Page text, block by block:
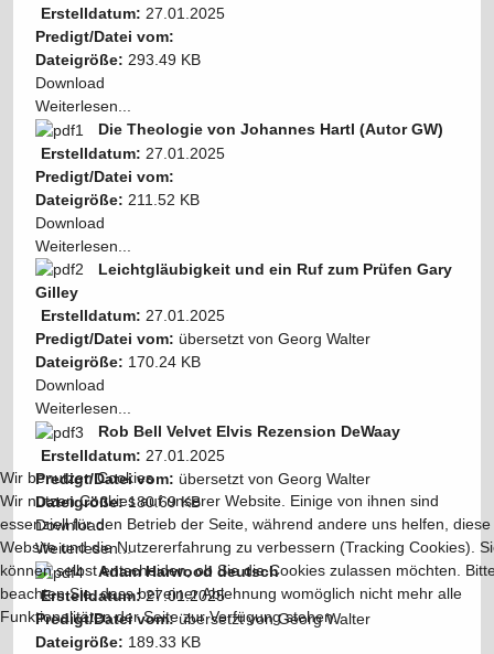
Erstelldatum: 27.01.2025
Predigt/Datei vom:
Dateigröße: 293.49 KB
Download
Weiterlesen...
Die Theologie von Johannes Hartl (Autor GW)
Erstelldatum: 27.01.2025
Predigt/Datei vom:
Dateigröße: 211.52 KB
Download
Weiterlesen...
Leichtgläubigkeit und ein Ruf zum Prüfen Gary
Gilley
Erstelldatum: 27.01.2025
Predigt/Datei vom: übersetzt von Georg Walter
Dateigröße: 170.24 KB
Download
Weiterlesen...
Rob Bell Velvet Elvis Rezension DeWaay
Erstelldatum: 27.01.2025
Predigt/Datei vom: übersetzt von Georg Walter
Dateigröße:180.69 KB
Download
Weiterlesen...
Adam Harwood deutsch
Erstelldatum:27.01.2025
Predigt/Datei vom:übersetzt von Georg Walter
Dateigröße: 189.33 KB
Wir benutzen Cookies
Wir nutzen Cookies auf unserer Website. Einige von ihnen sind
essenziell für den Betrieb der Seite, während andere uns helfen, diese
Website und die Nutzererfahrung zu verbessern (Tracking Cookies).
können selbst entscheiden, ob Sie die Cookies zulassen möchten.
beachten Sie, dass bei einer Ablehnung womöglich nicht mehr alle
Funktionalitäten der Seite zur Verfügung stehen.